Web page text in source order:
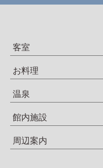
客室
お料理
温泉
館内施設
周辺案内